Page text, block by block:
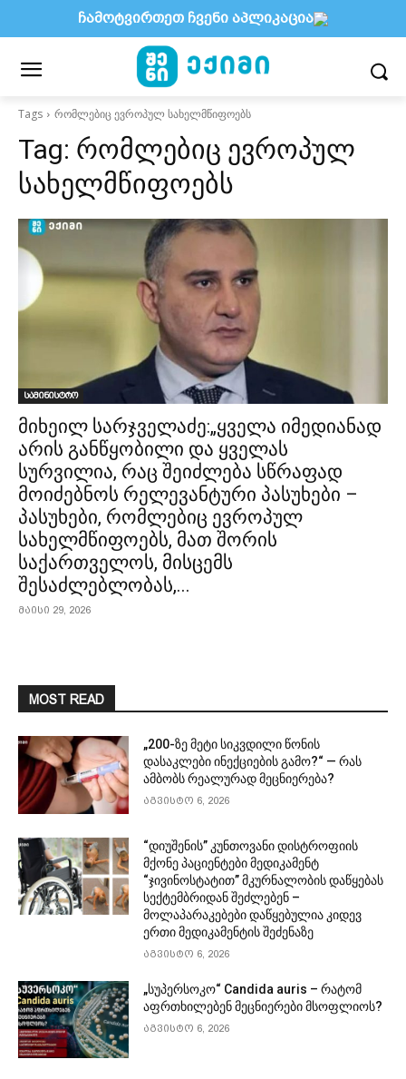
Tags რომლებიც ევროპულ სახელმწიფოებს
Tag: რომლებიც ევროპულ
სახელმწიფოებს
სამინისტრო
მიხეილ სარჯველაძე:„ყველა იმედიანად
არის განწყობილი და ყველას
სურვილია, რაც შეიძლება სწრაფად
მოიძებნოს რელევანტური პასუხები –
პასუხები, რომლებიც ევროპულ
სახელმწიფოებს, მათ შორის
საქართველოს, მისცემს
შესაძლებლობას,...
მაისი 29, 2026
MOST READ
„200-ზე მეტი სიკვდილი წონის
დასაკლები ინექციების გამო?“ — რას
ამბობს რეალურად მეცნიერება?
აგვისტო 6, 2026
“დიუშენის” კუნთოვანი დისტროფიის
მქონე პაციენტები მედიკამენტ
“ჯივინოსტატით” მკურნალობის დაწყებას
სექტემბრიდან შეძლებენ –
მოლაპარაკებები დაწყებულია კიდევ
ერთი მედიკამენტის შეძენაზე
აგვისტო 6, 2026
„სუპერსოკო“ Candida auris – რატომ
აფრთხილებენ მეცნიერები მსოფლიოს?
აგვისტო 6, 2026
ჩამოტვირთეთ ჩვენი აპლიკაცია